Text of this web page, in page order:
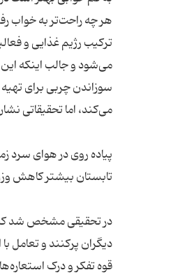
هر چه راحت‌تر به خواب
ترکیب رژیم غذایی و
می‌شود و جالب اینکه
سوزاندن چربی برای
پیاده روی در هوای سرد
در تحقیقی مشخص شد که
دیگران پر‌کنند و تعامل
قوه تفکر و درک